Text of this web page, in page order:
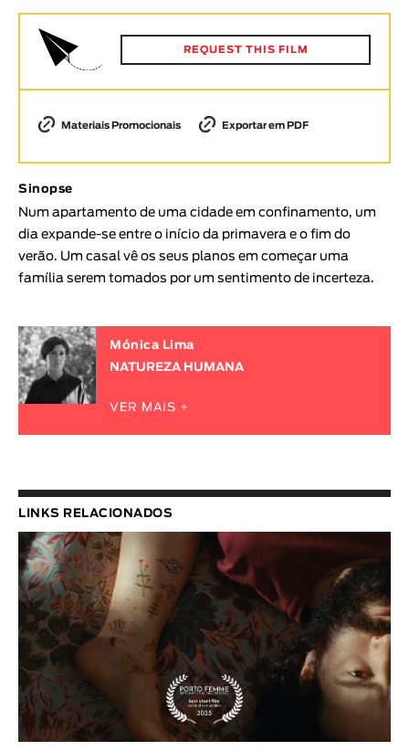
Animar
DURAÇÃO
< / >
GÉNERO
Ficção
Animação
Documentário
Tópicos selecionados
REQUEST THIS FILM
Materiais Promocionais Exportar em PDF
Sinopse
Num apartamento de uma cidade em confinamento, um
dia expande-se entre o início da primavera e o fim do
verão. Um casal vê os seus planos em começar uma
família serem tomados por um sentimento de incerteza.
Mónica Lima
NATUREZA HUMANA
VER MAIS +
LINKS RELACIONADOS